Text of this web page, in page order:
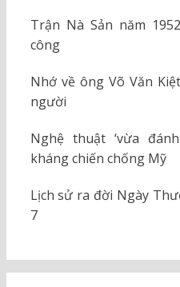
Trận Nà Sản năm
công
Nhớ về ông Võ Văn
người
Nghệ thuật ‘vừa
kháng chiến chống Mỹ
Lịch sử ra đời Ngày
7